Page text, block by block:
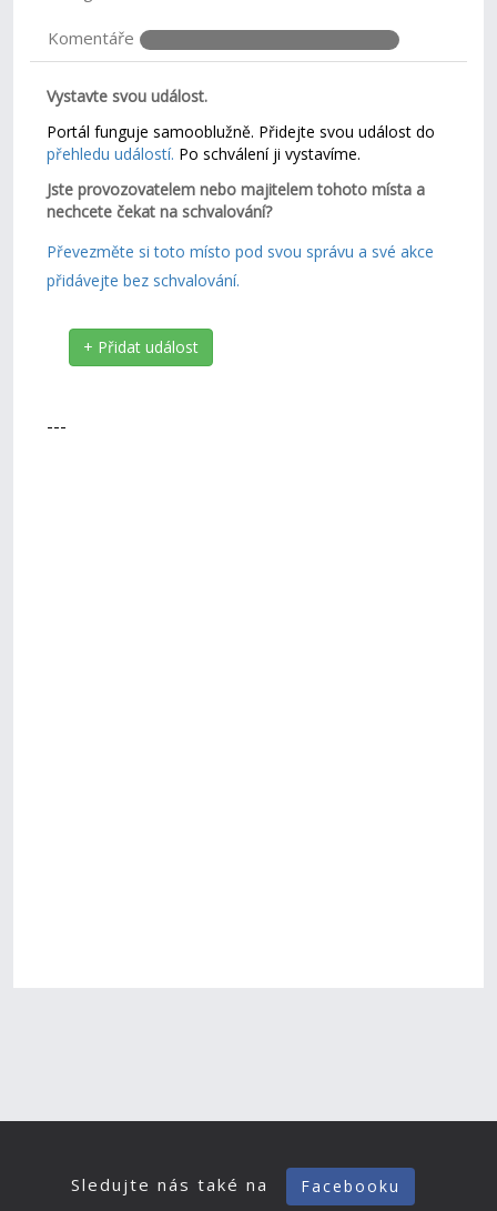
Komentáře
Vystavte svou událost.
Portál funguje samooblužně. Přidejte svou událost do
přehledu událostí. Po schválení ji vystavíme.
Jste provozovatelem nebo majitelem tohoto místa a
nechcete čekat na schvalování?
Převezměte si toto místo pod svou správu a své akce
přidávejte bez schvalování.
+ Přidat událost
---
Sledujte nás také na Facebooku